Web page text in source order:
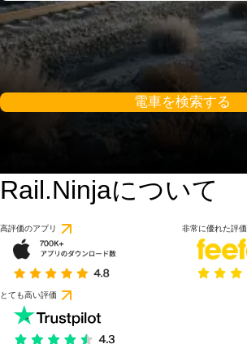
電車を検索する
Rail.Ninjaについて
高評価のアプリ 非常に優れた評価
とても高い評価